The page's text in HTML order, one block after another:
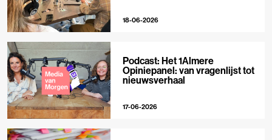
18-06-2026
Podcast: Het 1Almere
Opiniepanel: van vragenlijst tot
nieuwsverhaal
17-06-2026